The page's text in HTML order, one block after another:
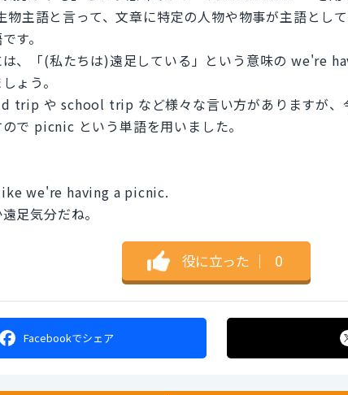
主語と言って、文章に特定の人物や物事が主語とし
す。
は、「(私たちは)遠足している」という意味の we're
ょう。
trip や school trip など様々な言い方がありますが、
で picnic という単語を用いました。
we're having a picnic.
足気分だね。
役に立った ｜ 0
Facebookでシェア